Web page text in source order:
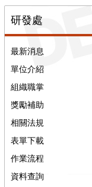
研發處
最新消息
單位介紹
組織職掌
獎勵補助
相關法規
表單下載
作業流程
資料查詢